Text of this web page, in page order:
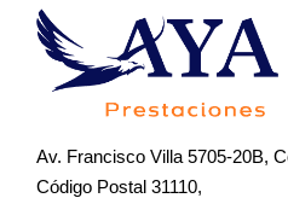
Av. Francisco Villa 5705-20B,
Código Postal 31110,